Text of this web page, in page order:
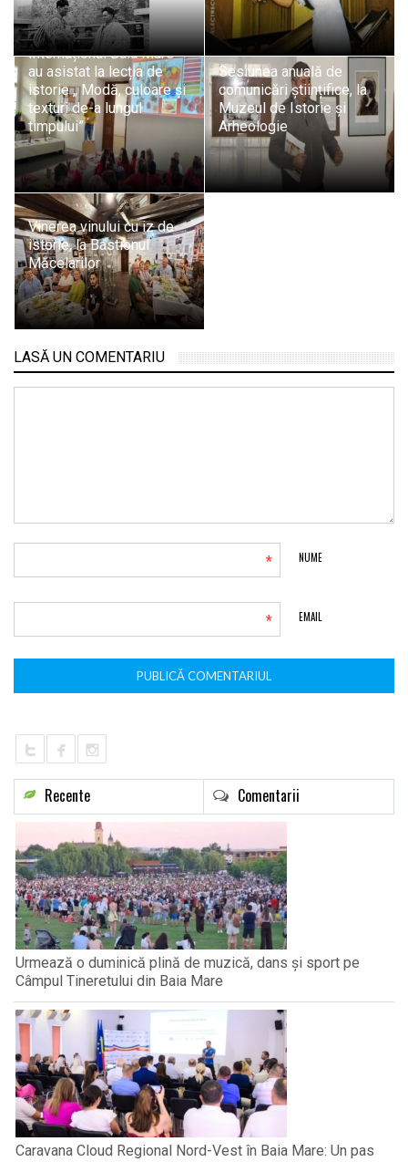
Elevii Liceului
Internațional Baia Mare
au asistat la lecția de
istorie „ Modă, culoare și
texturi de-a lungul
timpului”
Sesiunea anuală de
comunicări științifice, la
Muzeul de Istorie și
Arheologie
Vinerea vinului cu iz de
istorie, la Bastionul
Măcelarilor
LASĂ UN COMENTARIU
NUME
*
EMAIL
*
Recente Comentarii
Urmează o duminică plină de muzică, dans și sport pe
Câmpul Tineretului din Baia Mare
Caravana Cloud Regional Nord-Vest în Baia Mare: Un pas